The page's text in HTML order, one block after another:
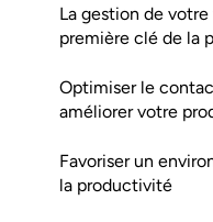
La gestion de
première clé de la
Optimiser le
améliorer votre
Favoriser un
la productivité